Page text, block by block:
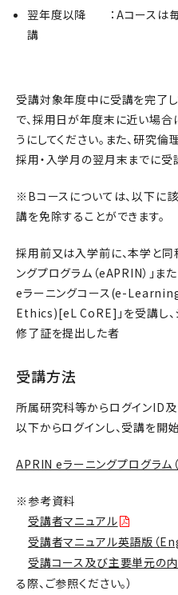
翌年度以降 ：Aコースは毎
講
受講対象年度中に受講を完了
で、採用日が年度末に近い場
うにしてください。また、研究
採用・入学月の翌月末までに受
※Bコースについては、以下に
講を免除することができます。
採用前又は入学前に、本学と
ングプログラム（eAPRIN）」
eラーニングコース(e-
Ethics)[eL CoRE]」を受講し、
修了証を提出した者
受講方法
所属研究科等からログインID及
以下からログインし、受講を開始
APRIN eラーニングプログラム
※参考資料
受講者マニュアル
受講者マニュアル英語版（
受講コース及び主要単元の
る際、ご参照ください。）